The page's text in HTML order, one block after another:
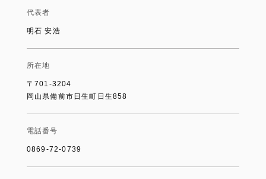
代表者
明石 安浩
所在地
〒701-3204
岡山県備前市日生町日生858
電話番号
0869-72-0739